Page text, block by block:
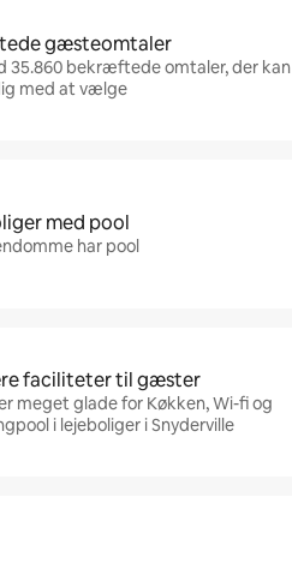
gæsteomtaler
35.860 bekræftede omtaler, der kan
med at vælge
med pool
har pool
faciliteter til gæster
meget glade for Køkken, Wi-fi og
i lejeboliger i Snyderville